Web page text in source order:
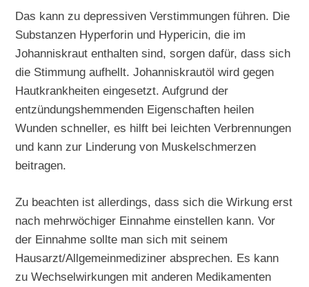
Das kann zu depressiven Verstimmungen führen. Die
Substanzen Hyperforin und Hypericin, die im
Johanniskraut enthalten sind, sorgen dafür, dass sich
die Stimmung aufhellt. Johanniskrautöl wird gegen
Hautkrankheiten eingesetzt. Aufgrund der
entzündungshemmenden Eigenschaften heilen
Wunden schneller, es hilft bei leichten Verbrennungen
und kann zur Linderung von Muskelschmerzen
beitragen.
Zu beachten ist allerdings, dass sich die Wirkung erst
nach mehrwöchiger Einnahme einstellen kann. Vor
der Einnahme sollte man sich mit seinem
Hausarzt/Allgemeinmediziner absprechen. Es kann
zu Wechselwirkungen mit anderen Medikamenten